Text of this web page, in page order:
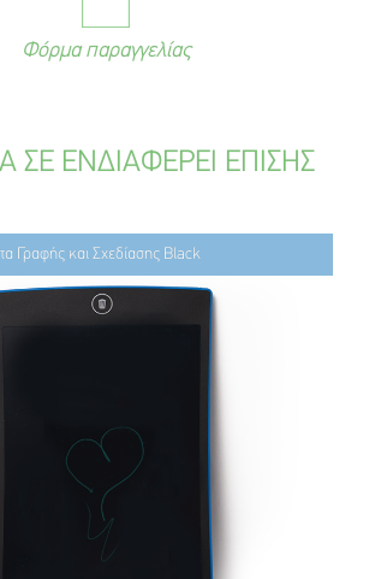
Φόρμα παραγγελίας
ΣΕ ΕΝΔΙΑΦΕΡΕΙ ΕΠΙΣΗΣ
Γραφής και Σχεδίασης Black